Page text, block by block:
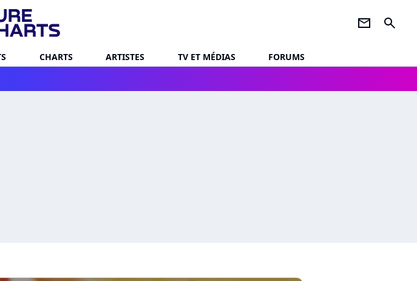
newsletter search
CHARTS ARTISTES TV ET MÉDIAS
FORUMS